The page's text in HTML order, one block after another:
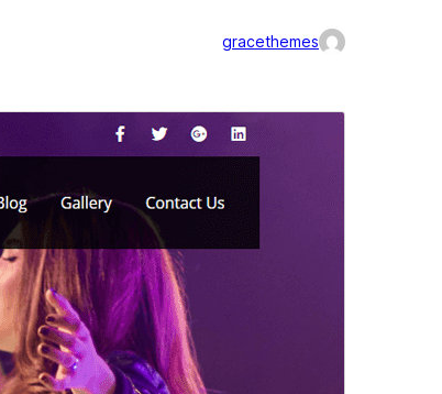
gracethemes